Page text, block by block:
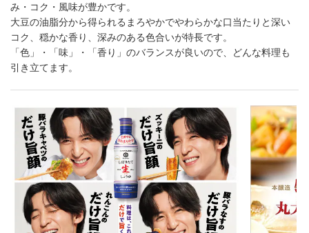
み・コク・風味が豊かです。
大豆の油脂分から得られるまろやかでやわらかな口当たりと深い
コク、穏かな香り、深みのある色合いが特長です。
「色」・「味」・「香り」のバランスが良いので、どんな料理も
引き立てます。